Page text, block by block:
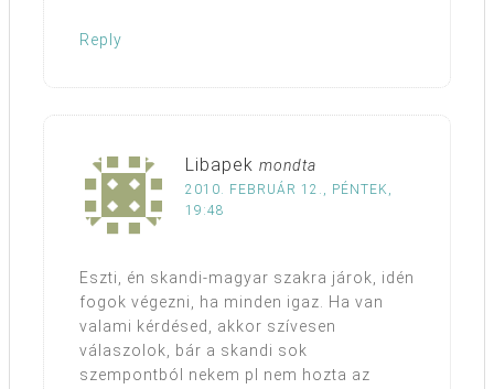
Reply
Libapek mondta
2010. FEBRUÁR 12., PÉNTEK,
19:48
Eszti, én skandi-magyar szakra járok, idén
fogok végezni, ha minden igaz. Ha van
valami kérdésed, akkor szívesen
válaszolok, bár a skandi sok
szempontból nekem pl nem hozta az